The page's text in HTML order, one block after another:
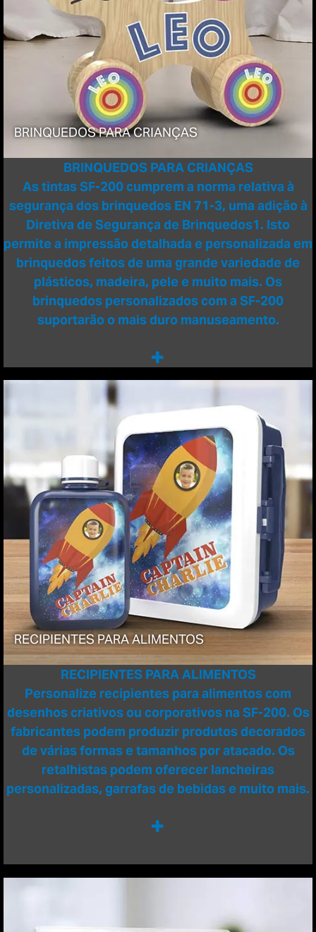
BRINQUEDOS PARA CRIANÇAS
BRINQUEDOS PARA CRIANÇAS
As tintas SF-200 cumprem a norma relativa à
segurança dos brinquedos EN 71-3, uma adição à
Diretiva de Segurança de Brinquedos1. Isto
permite a impressão detalhada e personalizada em
brinquedos feitos de uma grande variedade de
plásticos, madeira, pele e muito mais. Os
brinquedos personalizados com a SF-200
suportarão o mais duro manuseamento.
RECIPIENTES PARA ALIMENTOS
RECIPIENTES PARA ALIMENTOS
Personalize recipientes para alimentos com
desenhos criativos ou corporativos na SF-200. Os
fabricantes podem produzir produtos decorados
de várias formas e tamanhos por atacado. Os
retalhistas podem oferecer lancheiras
personalizadas, garrafas de bebidas e muito mais.